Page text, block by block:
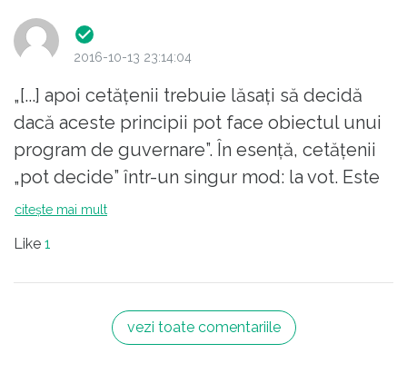
2016-10-13 23:14:04
„[...] apoi cetățenii trebuie lăsați să decidă
dacă aceste principii pot face obiectul unui
program de guvernare”. În esență, cetățenii
„pot decide” într-un singur mod: la vot. Este
greu de priceput ce vrea să spună
mod specific „democrației originale” a lui
Iliescu: nu candidează, dar va fi numit
premier la propunerea PNL-USR. Un alt mod
citește mai mult
Like 1
vezi toate comentariile